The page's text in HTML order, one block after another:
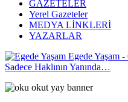
GAZETELER
Yerel Gazeteler
MEDYA LİNKLERİ
YAZARLAR
Egede Yaşam
Sadece Haklının Yanında…